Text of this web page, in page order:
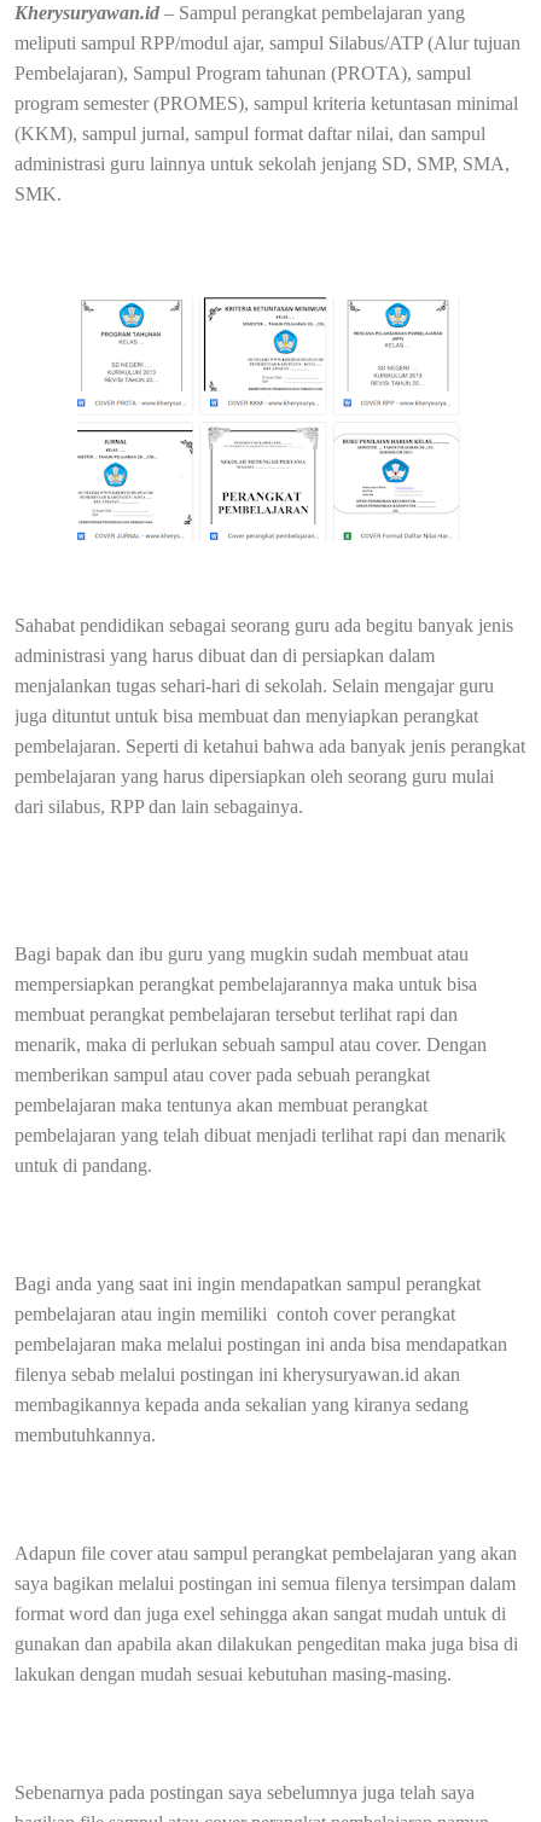
Kherysuryawan.id – Sampul perangkat pembelajaran yang
meliputi sampul RPP/modul ajar, sampul Silabus/ATP (Alur tujuan
Pembelajaran), Sampul Program tahunan (PROTA), sampul
program semester (PROMES), sampul kriteria ketuntasan minimal
(KKM), sampul jurnal, sampul format daftar nilai, dan sampul
administrasi guru lainnya untuk sekolah jenjang SD, SMP, SMA,
SMK.
Sahabat pendidikan sebagai seorang guru ada begitu banyak jenis
administrasi yang harus dibuat dan di persiapkan dalam
menjalankan tugas sehari-hari di sekolah. Selain mengajar guru
juga dituntut untuk bisa membuat dan menyiapkan perangkat
pembelajaran. Seperti di ketahui bahwa ada banyak jenis perangkat
pembelajaran yang harus dipersiapkan oleh seorang guru mulai
dari silabus, RPP dan lain sebagainya.
Bagi bapak dan ibu guru yang mugkin sudah membuat atau
mempersiapkan perangkat pembelajarannya maka untuk bisa
membuat perangkat pembelajaran tersebut terlihat rapi dan
menarik, maka di perlukan sebuah sampul atau cover. Dengan
memberikan sampul atau cover pada sebuah perangkat
pembelajaran maka tentunya akan membuat perangkat
pembelajaran yang telah dibuat menjadi terlihat rapi dan menarik
untuk di pandang.
Bagi anda yang saat ini ingin mendapatkan sampul perangkat
pembelajaran atau ingin memiliki contoh cover perangkat
pembelajaran maka melalui postingan ini anda bisa mendapatkan
filenya sebab melalui postingan ini kherysuryawan.id akan
membagikannya kepada anda sekalian yang kiranya sedang
membutuhkannya.
Adapun file cover atau sampul perangkat pembelajaran yang akan
saya bagikan melalui postingan ini semua filenya tersimpan dalam
format word dan juga exel sehingga akan sangat mudah untuk di
gunakan dan apabila akan dilakukan pengeditan maka juga bisa di
lakukan dengan mudah sesuai kebutuhan masing-masing.
Sebenarnya pada postingan saya sebelumnya juga telah saya